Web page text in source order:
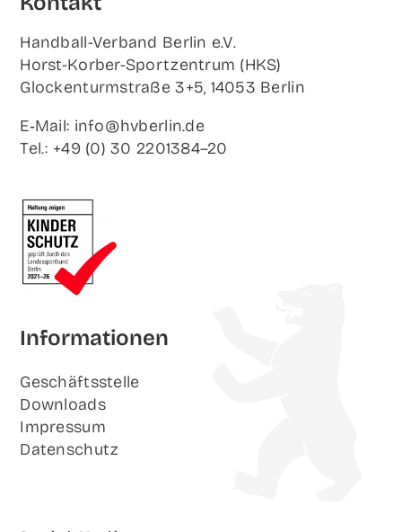
Hand­ball-Ver­band Ber­lin e.V.
Horst-Korb­er-Sport­zen­trum (HKS)
Glo­cken­turm­stra­ße 3+5, 14053 Berlin
E‑Mail: info@hvberlin.de
Tel.: +49 (0) 30 2201384–20
Infor­ma­tio­nen
Geschäfts­stel­le
Down­loads
Impres­sum
Daten­schutz